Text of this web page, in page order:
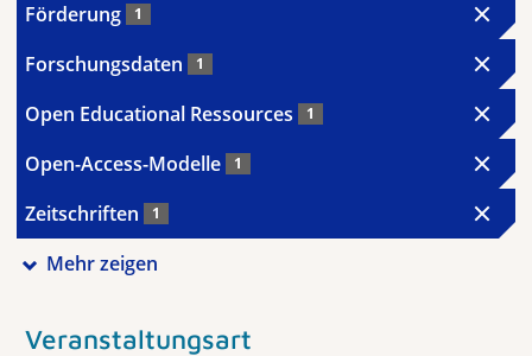
Förderung 1
Forschungsdaten 1
Open Educational Ressources 1
Open-Access-Modelle 1
Zeitschriften 1
Mehr zeigen
Veranstaltungsart